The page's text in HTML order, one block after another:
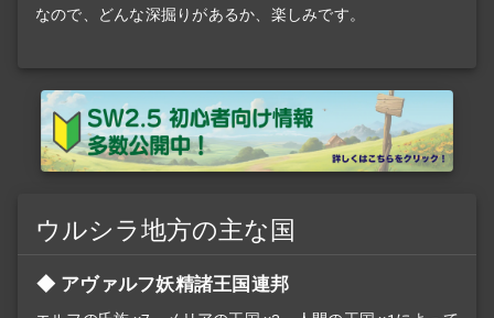
なので、どんな深掘りがあるか、楽しみです。
ウルシラ地方の主な国
アヴァルフ妖精諸王国連邦